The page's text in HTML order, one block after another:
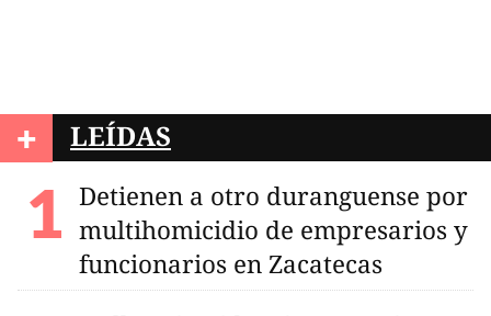
+ LEÍDAS
Detienen a otro duranguense por
multihomicidio de empresarios y
funcionarios en Zacatecas